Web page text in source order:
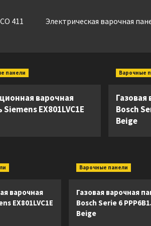
411
Электрическая варочная
панели
варочная
Siemens EX801LVC1E
Варочные
Газовая
Bosch
Beige
варочная
EX801LVC1E
Варочные панели
Газовая варочная
Bosch Serie 6
Beige